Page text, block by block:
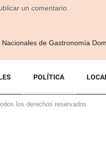
un comentario.
de Gastronomía
POLÍTICA
los derechos reservados